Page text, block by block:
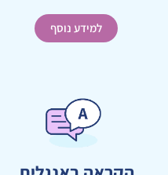
למידע נוסף